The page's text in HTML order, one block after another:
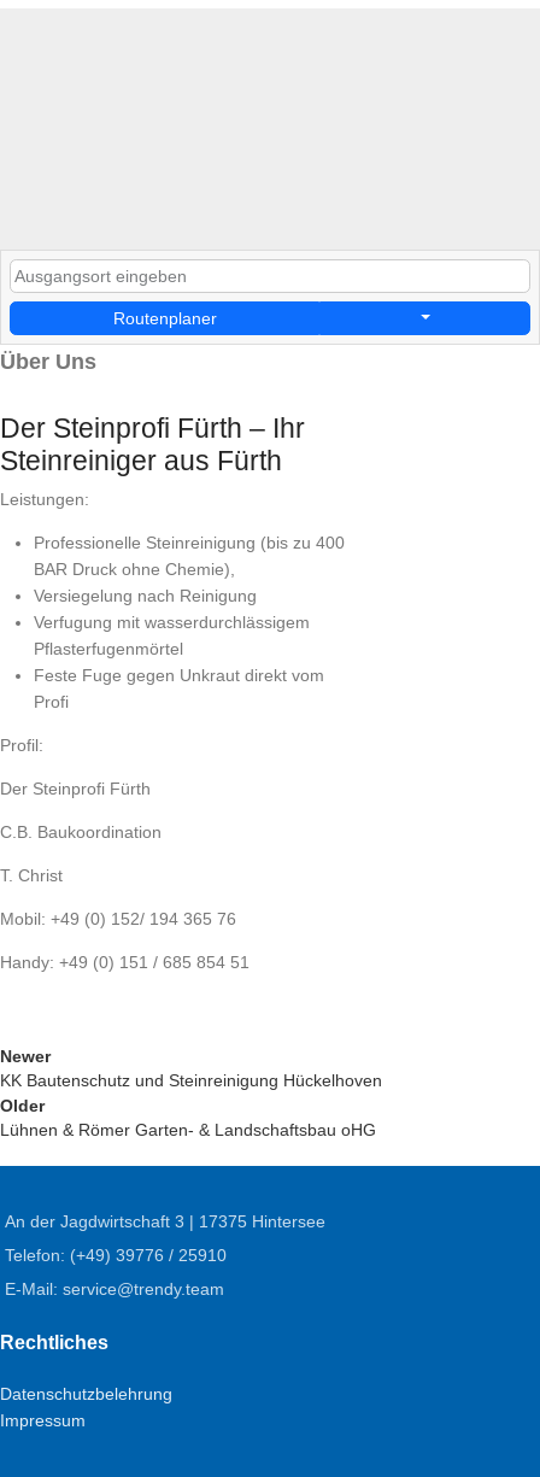
Routenplaner
Über Uns
Der Steinprofi Fürth – Ihr
Steinreiniger aus Fürth
Leistungen:
Professionelle Steinreinigung (bis zu 400
BAR Druck ohne Chemie),
Versiegelung nach Reinigung
Verfugung mit wasserdurchlässigem
Pflasterfugenmörtel
Feste Fuge gegen Unkraut direkt vom
Profi
Profil:
Der Steinprofi Fürth
C.B. Baukoordination
T. Christ
Mobil: +49 (0) 152/ 194 365 76
Handy: +49 (0) 151 / 685 854 51
Newer
KK Bautenschutz und Steinreinigung Hückelhoven
Older
Lühnen & Römer Garten- & Landschaftsbau oHG
An der Jagdwirtschaft 3 | 17375 Hintersee
Telefon: (+49) 39776 / 25910
E-Mail: service@trendy.team
Rechtliches
Datenschutzbelehrung
Impressum